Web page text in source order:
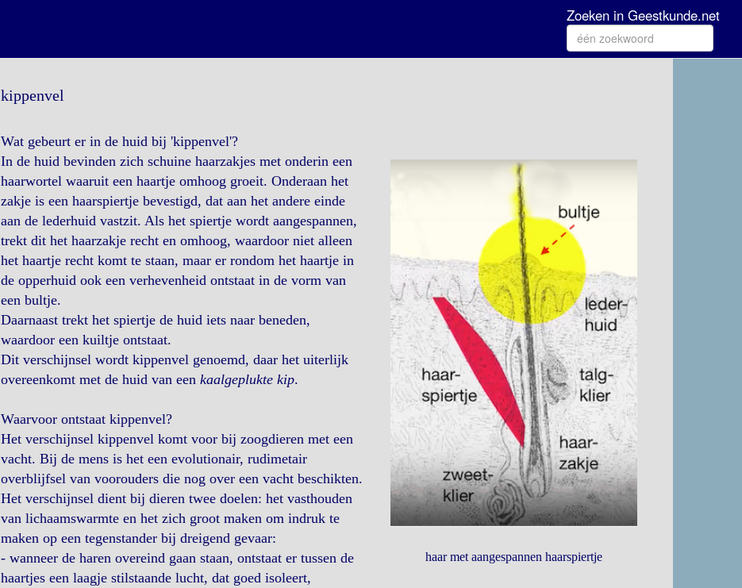
Zoeken in Geestkunde.net
kippenvel
Wat gebeurt er in de huid bij 'kippenvel'?
haar met aangespannen haarspiertje
In de huid bevinden zich schuine haarzakjes met onderin een
haarwortel waaruit een haartje omhoog groeit. Onderaan het
zakje is een haarspiertje bevestigd, dat aan het andere einde
aan de lederhuid vastzit. Als het spiertje wordt aangespannen,
trekt dit het haarzakje recht en omhoog, waardoor niet alleen
het haartje recht komt te staan, maar er rondom het haartje in
de opperhuid ook een verhevenheid ontstaat in de vorm van
een bultje.
Daarnaast trekt het spiertje de huid iets naar beneden,
waardoor een kuiltje ontstaat.
Dit verschijnsel wordt kippenvel genoemd, daar het uiterlijk
overeenkomt met de huid van een kaalgeplukte kip.
Waarvoor ontstaat kippenvel?
Het verschijnsel kippenvel komt voor bij zoogdieren met een
vacht. Bij de mens is het een evolutionair, rudimetair
overblijfsel van voorouders die nog over een vacht beschikten.
Het verschijnsel dient bij dieren twee doelen: het vasthouden
van lichaamswarmte en het zich groot maken om indruk te
maken op een tegenstander bij dreigend gevaar:
- wanneer de haren overeind gaan staan, ontstaat er tussen de
haartjes een laagje stilstaande lucht, dat goed isoleert,